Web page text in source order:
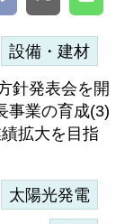
設備・建材
針発表会を開
事業の育成(3)
拡大を目指
太陽光発電